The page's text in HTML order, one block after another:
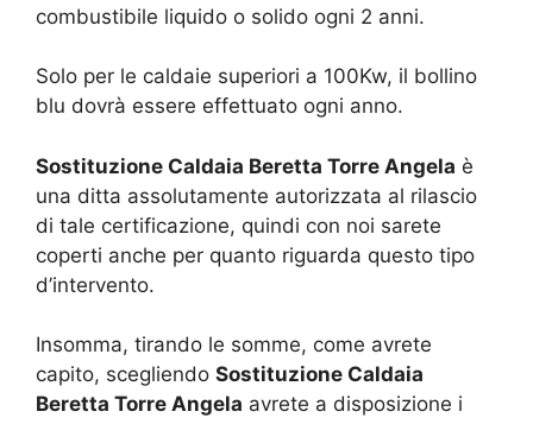
combustibile liquido o solido ogni 2 anni.
Solo per le caldaie superiori a 100Kw, il bollino
blu dovrà essere effettuato ogni anno.
Sostituzione Caldaia Beretta Torre Angela è
una ditta assolutamente autorizzata al rilascio
di tale certificazione, quindi con noi sarete
coperti anche per quanto riguarda questo tipo
d’intervento.
Insomma, tirando le somme, come avrete
capito, scegliendo Sostituzione Caldaia
Beretta Torre Angela avrete a disposizione i